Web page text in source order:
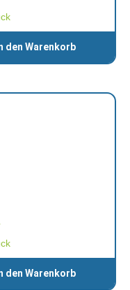
den Warenkorb
den Warenkorb